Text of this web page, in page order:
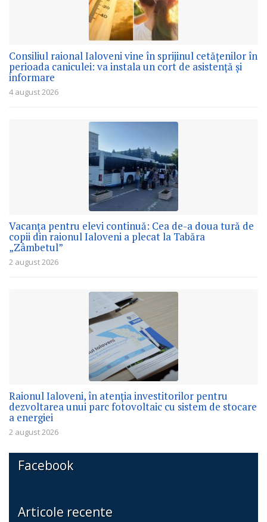
Consiliul raional Ialoveni vine în sprijinul cetățenilor în
perioada caniculei: va instala un cort de asistență și
informare
4 august 2026
Vacanța pentru elevi continuă: Cea de-a doua tură de
copii din raionul Ialoveni a plecat la Tabăra
„Zâmbetul”
2 august 2026
Raionul Ialoveni, în atenția investitorilor pentru
dezvoltarea unui parc fotovoltaic cu sistem de stocare
a energiei
2 august 2026
Facebook
Articole recente